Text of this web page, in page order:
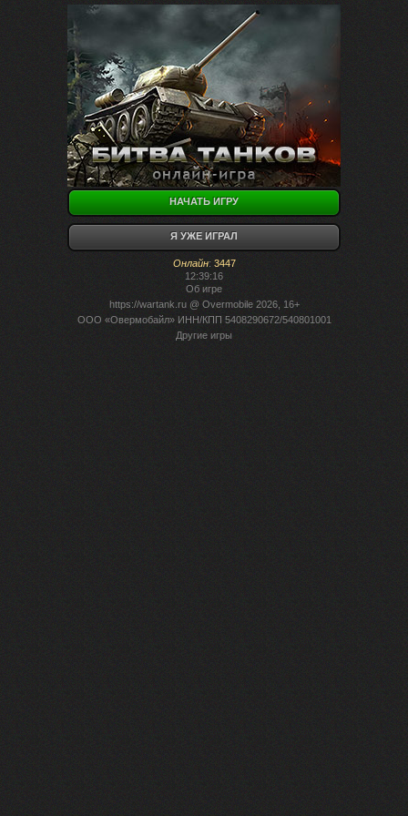
НАЧАТЬ ИГРУ
Я УЖЕ ИГРАЛ
Онлайн: 3447
12:39:16
Об игре
https://wartank.ru@ Overmobile 2026, 16+
ООО «Овермобайл» ИНН/КПП 5408290672/540801001
Другие игры